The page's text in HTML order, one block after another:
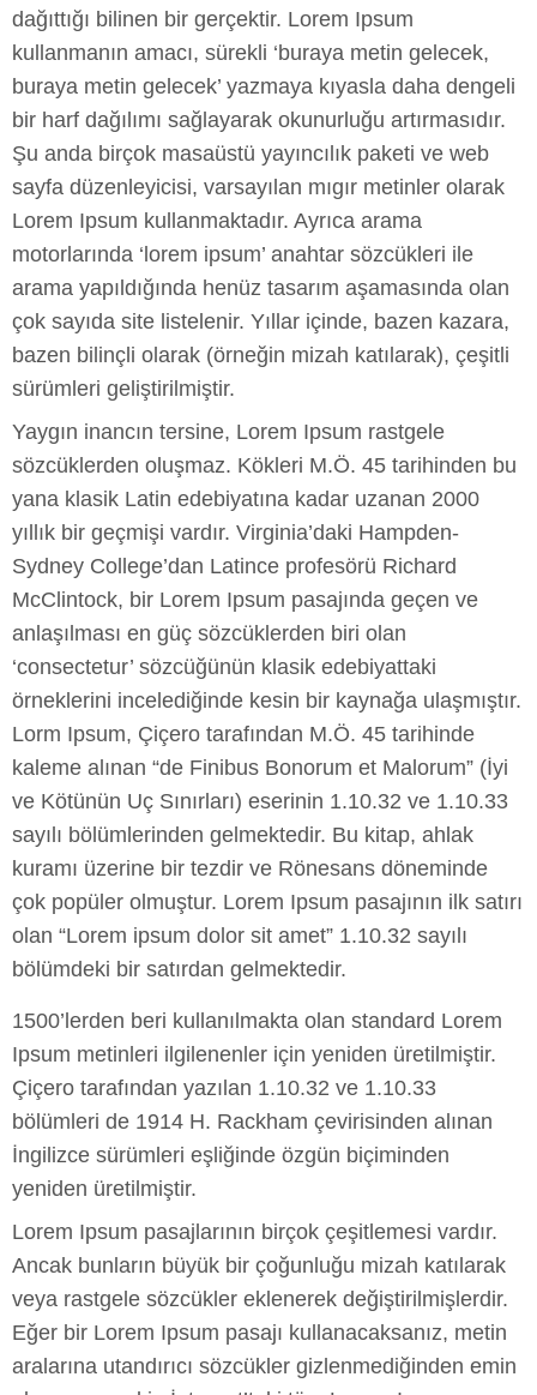
dağıttığı bilinen bir gerçektir. Lorem Ipsum
kullanmanın amacı, sürekli ‘buraya metin gelecek,
buraya metin gelecek’ yazmaya kıyasla daha dengeli
bir harf dağılımı sağlayarak okunurluğu artırmasıdır.
Şu anda birçok masaüstü yayıncılık paketi ve web
sayfa düzenleyicisi, varsayılan mıgır metinler olarak
Lorem Ipsum kullanmaktadır. Ayrıca arama
motorlarında ‘lorem ipsum’ anahtar sözcükleri ile
arama yapıldığında henüz tasarım aşamasında olan
çok sayıda site listelenir. Yıllar içinde, bazen kazara,
bazen bilinçli olarak (örneğin mizah katılarak), çeşitli
sürümleri geliştirilmiştir.
Yaygın inancın tersine, Lorem Ipsum rastgele
sözcüklerden oluşmaz. Kökleri M.Ö. 45 tarihinden bu
yana klasik Latin edebiyatına kadar uzanan 2000
yıllık bir geçmişi vardır. Virginia’daki Hampden-
Sydney College’dan Latince profesörü Richard
McClintock, bir Lorem Ipsum pasajında geçen ve
anlaşılması en güç sözcüklerden biri olan
‘consectetur’ sözcüğünün klasik edebiyattaki
örneklerini incelediğinde kesin bir kaynağa ulaşmıştır.
Lorm Ipsum, Çiçero tarafından M.Ö. 45 tarihinde
kaleme alınan “de Finibus Bonorum et Malorum” (İyi
ve Kötünün Uç Sınırları) eserinin 1.10.32 ve 1.10.33
sayılı bölümlerinden gelmektedir. Bu kitap, ahlak
kuramı üzerine bir tezdir ve Rönesans döneminde
çok popüler olmuştur. Lorem Ipsum pasajının ilk satırı
olan “Lorem ipsum dolor sit amet” 1.10.32 sayılı
bölümdeki bir satırdan gelmektedir.
1500’lerden beri kullanılmakta olan standard Lorem
Ipsum metinleri ilgilenenler için yeniden üretilmiştir.
Çiçero tarafından yazılan 1.10.32 ve 1.10.33
bölümleri de 1914 H. Rackham çevirisinden alınan
İngilizce sürümleri eşliğinde özgün biçiminden
yeniden üretilmiştir.
Lorem Ipsum pasajlarının birçok çeşitlemesi vardır.
Ancak bunların büyük bir çoğunluğu mizah katılarak
veya rastgele sözcükler eklenerek değiştirilmişlerdir.
Eğer bir Lorem Ipsum pasajı kullanacaksanız, metin
aralarına utandırıcı sözcükler gizlenmediğinden emin